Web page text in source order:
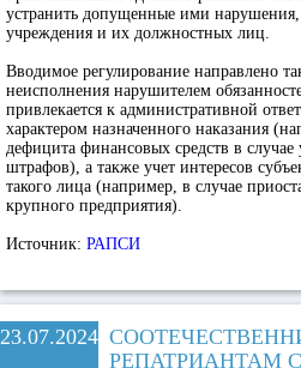
устранить допущенные ими
учреждения и их должностных лиц.
Вводимое регулирование направлено
неисполнения нарушителем
привлекается к административной
характером назначенного наказания
дефицита финансовых средств в
штрафов), а также учет интересов
такого лица (например, в случае
крупного предприятия).
Источник: РАПСИ
23.07.2024
РЕПАТРИАНТАМ